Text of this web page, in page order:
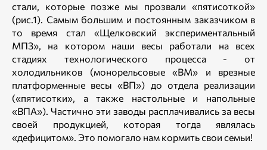
стали, которые позже мы прозвали «пятисоткой»
(рис.1). Самым большим и постоянным заказчиком в
то время стал «Щелковский экспериментальный
МПЗ», на котором наши весы работали на всех
стадиях технологического процесса - от
холодильников (монорельсовые «ВМ» и врезные
платформенные весы «ВП») до отдела реализации
(«пятисотки», а также настольные и напольные
«ВПА»). Частично эти заводы расплачивались за весы
своей продукцией, которая тогда являлась
«дефицитом». Это помогало нам кормить свои семьи!